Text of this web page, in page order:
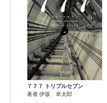
７７７ トリプルセブン
著者 伊坂 幸太郎